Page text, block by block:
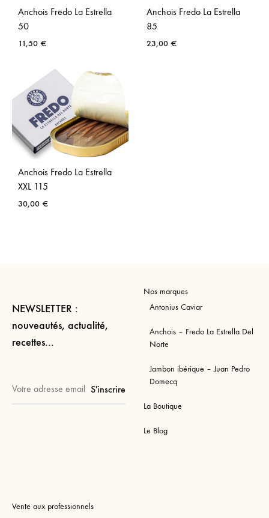
Anchois Fredo La Estrella
50
11,50 €
Anchois Fredo La Estrella
85
23,00 €
Anchois Fredo La Estrella
XXL 115
30,00 €
NEWSLETTER :
nouveautés, actualité,
recettes...
Nos marques
Antonius Caviar
Anchois – Fredo La Estrella Del
Norte
Jambon ibérique – Juan Pedro
Domecq
La Boutique
Le Blog
Vente aux professionnels